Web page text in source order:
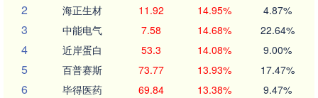
2 海正生材 11.92 14.95% 4.87%
3 中能电气 7.58 14.68% 22.64%
4 近岸蛋白 53.3 14.08% 9.00%
5 百普赛斯 73.77 13.93% 17.47%
6 毕得医药 69.84 13.38% 9.47%